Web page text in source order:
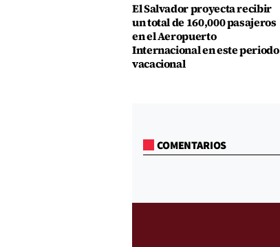
El Salvador proyecta recibir
un total de 160,000 pasajeros
en el Aeropuerto
Internacional en este periodo
vacacional
COMENTARIOS